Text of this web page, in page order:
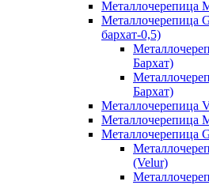
Металлочерепица
Металлочерепица
бархат-0,5)
Бархат)
Бархат)
Металлочерепица
Металлочерепица
Металлочерепица
(Velur)